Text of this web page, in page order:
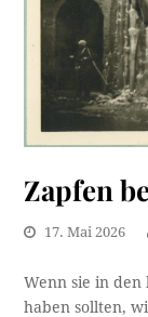
Zapfen
17. Mai 2026
Wenn sie in den
haben sollten,